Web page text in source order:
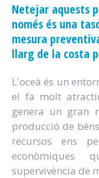
Netejar aquests
només és una
mesura
llarg de la costa
L'oceà és un
el fa molt
genera un gran
producció de
recursos ens
supervivència de